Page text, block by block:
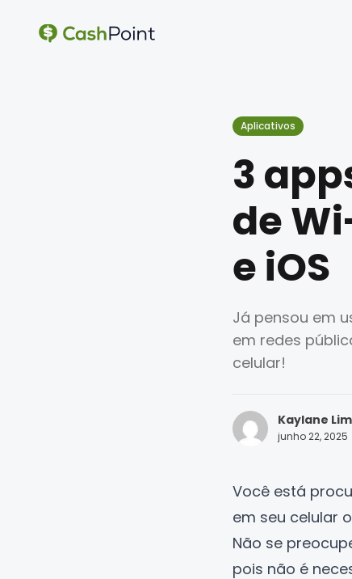
Aplicativos
3
de
e iOS
Já pensou em
em redes
celular!
Kaylane
junho 22, 2025
Você está
em seu celular
Não se
pois não é